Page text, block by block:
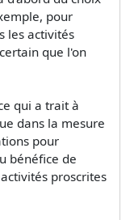
pour
les activités
que l'on
qui a trait à
dans la mesure
pour
bénéfice de
proscrites